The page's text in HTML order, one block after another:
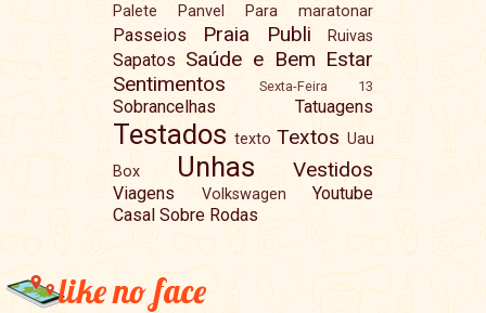
Palete Panvel Para maratonar
Passeios Praia Publi Ruivas
Sapatos Saúde e Bem Estar
Sentimentos
Sexta-Feira 13
Sobrancelhas Tatuagens
Testados texto Textos Uau
Box
Unhas Vestidos
Viagens Volkswagen
Youtube
Casal Sobre Rodas
like no face